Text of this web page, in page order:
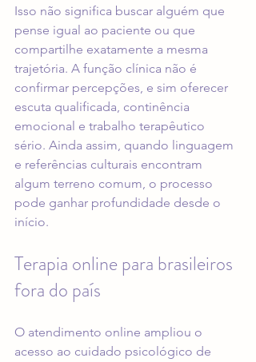
Isso não significa buscar alguém que
pense igual ao paciente ou que
compartilhe exatamente a mesma
trajetória. A função clínica não é
confirmar percepções, e sim oferecer
escuta qualificada, continência
emocional e trabalho terapêutico
sério. Ainda assim, quando linguagem
e referências culturais encontram
algum terreno comum, o processo
pode ganhar profundidade desde o
início.
Terapia online para brasileiros
fora do país
O atendimento online ampliou o
acesso ao cuidado psicológico de